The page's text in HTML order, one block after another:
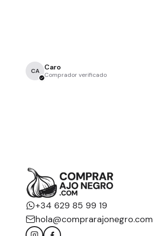
CA Caro
Comprador verificado
+34 629 85 99 19
hola@comprarajonegro.com